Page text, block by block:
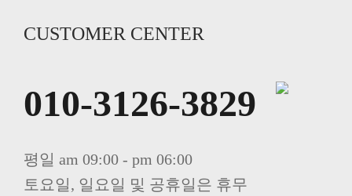
CUSTOMER CENTER
010-3126-3829
평일 am 09:00 - pm 06:00
토요일, 일요일 및 공휴일은 휴무